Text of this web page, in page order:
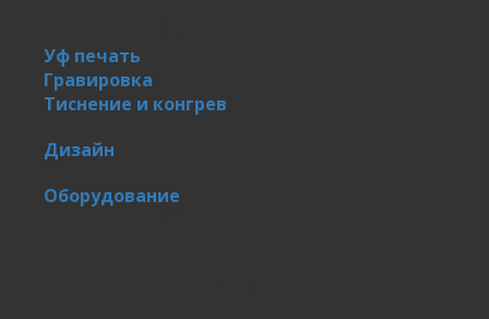
Уф печать
Гравировка
Тиснение и конгрев
Дизайн
Оборудование